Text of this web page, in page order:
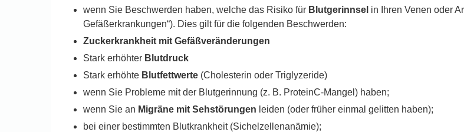
wenn Sie Beschwerden haben, welche das Risiko für Blutgerinnsel in Ihren Venen oder
Gefäßerkrankungen“). Dies gilt für die folgenden Beschwerden:
Zuckerkrankheit mit Gefäßveränderungen
Stark erhöhter Blutdruck
Stark erhöhte Blutfettwerte (Cholesterin oder Triglyzeride)
wenn Sie Probleme mit der Blutgerinnung (z. B. ProteinC-Mangel) haben;
wenn Sie an Migräne mit Sehstörungen leiden (oder früher einmal gelitten haben);
bei einer bestimmten Blutkrankheit (Sichelzellenanämie);